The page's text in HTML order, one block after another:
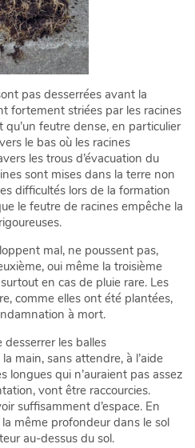
pas desserrées avant la
fortement striées par les racines
feutre dense, en particulier
le bas où les racines
les trous d’évacuation du
sont mises dans la terre non
difficultés lors de la formation
le feutre de racines empêche la
mal, ne poussent pas,
oui même la troisième
en cas de pluie rare. Les
comme elles ont été plantées,
à mort.
les balles
main, sans attendre, à l’aide
longues qui n’auraient pas assez
vont être raccourcies.
suffisamment d’espace. En
même profondeur dans le sol
au-dessus du sol.